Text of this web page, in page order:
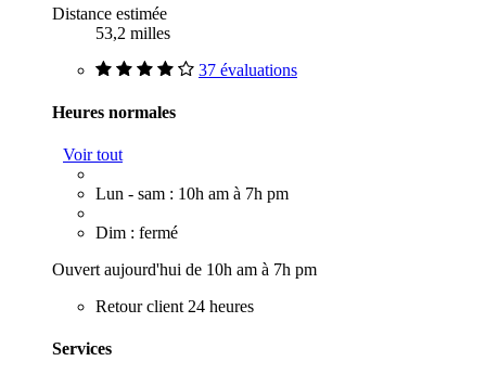
Distance estimée
53,2 milles
37 évaluations
Heures normales
Voir tout
Lun - sam : 10h am à 7h pm
Dim : fermé
Ouvert aujourd'hui de 10h am à 7h pm
Retour client 24 heures
Services